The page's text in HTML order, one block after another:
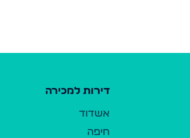
דירות למכירה
אשדוד
חיפה